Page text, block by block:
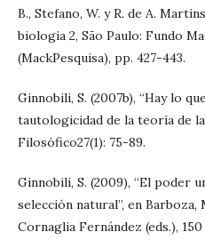
B., Stefano, W. y R. de A.
biologia 2, São Paulo: Fundo
(MackPesquisa), pp. 427-443.
Ginnobili, S. (2007b), “Hay lo
tautologicidad de la teoría de
Filosófico27(1): 75-89.
Ginnobili, S. (2009), “El poder
selección natural”, en Barboza,
Cornaglia Fernández (eds.),